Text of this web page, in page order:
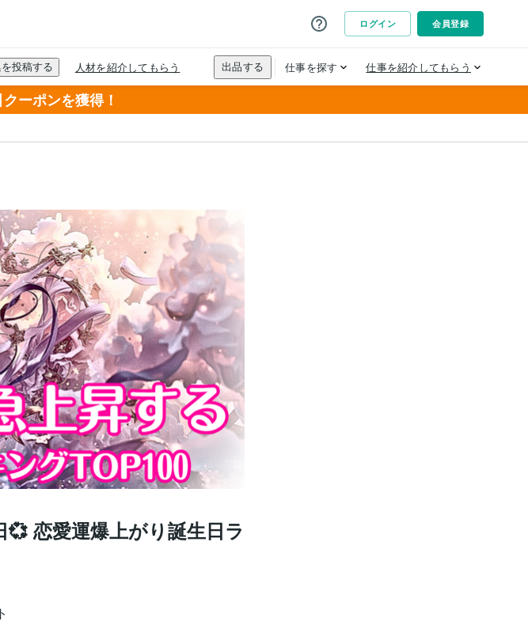
ーポンを獲得！
恋愛運爆上がり誕生日ラ